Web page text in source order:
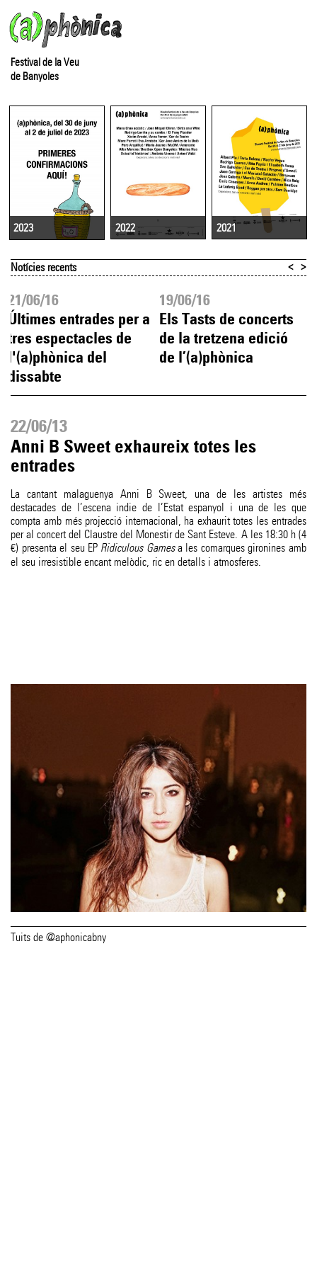
Festival de la Veu
de Banyoles
2023 2022 2021
Notícies recents
21/06/16
Últimes entrades per a
tres espectacles de
l'(a)phònica del
dissabte
19/06/16
Els Tasts de concerts
de la tretzena edició
de l’(a)phònica
< >
22/06/13
Anni B Sweet exhaureix totes les
entrades
La cantant malaguenya Anni B Sweet, una de les artistes més
destacades de l’escena indie de l’Estat espanyol i una de les que
compta amb més projecció internacional, ha exhaurit totes les entrades
per al concert del Claustre del Monestir de Sant Esteve. A les 18:30 h (4
€) presenta el seu EP Ridiculous Gamesa les comarques gironines amb
el seu irresistible encant melòdic, ric en detalls i atmosferes.
Tuits de @aphonicabny